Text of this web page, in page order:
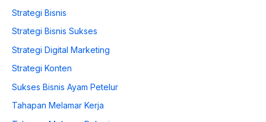
Strategi Bisnis
Strategi Bisnis Sukses
Strategi Digital Marketing
Strategi Konten
Sukses Bisnis Ayam Petelur
Tahapan Melamar Kerja